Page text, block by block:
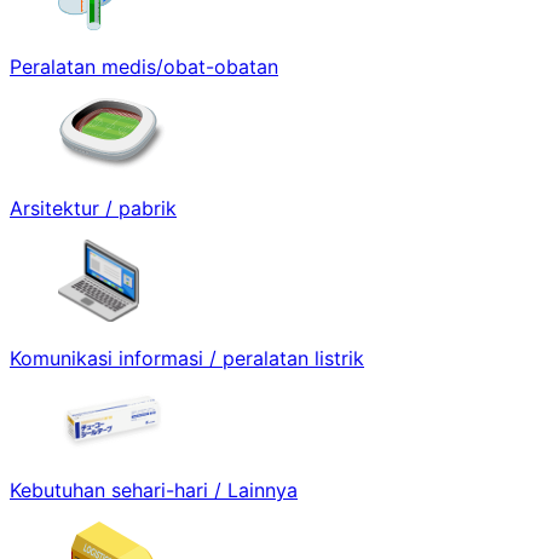
Peralatan medis/obat-obatan
Arsitektur / pabrik
Komunikasi informasi / peralatan listrik
Kebutuhan sehari-hari / Lainnya